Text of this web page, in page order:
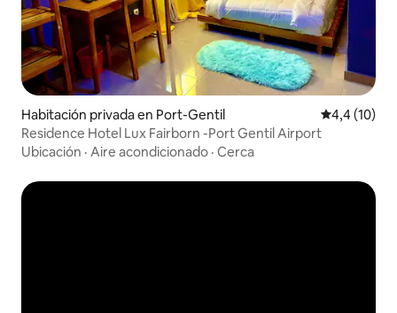
Habitación privada en Port-Gentil Calificación
4,4 (10)
Residence Hotel Lux Fairborn -Port Gentil Airport
Ubicación · Aire acondicionado · Cerca